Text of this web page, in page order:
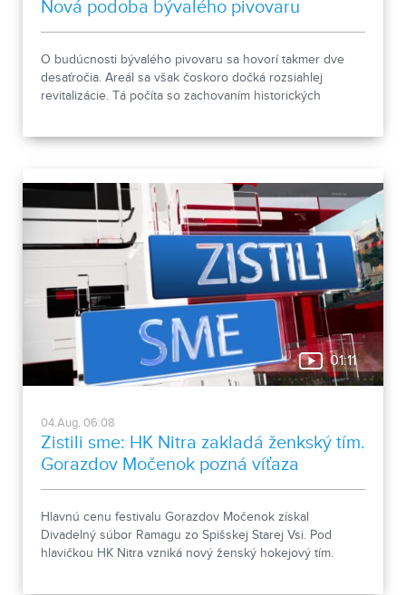
Nová podoba bývalého pivovaru
O budúcnosti bývalého pivovaru sa hovorí takmer dve
desaťročia. Areál sa však čoskoro dočká rozsiahlej
revitalizácie. Tá počíta so zachovaním historických
01:11
04.Aug, 06:08
Zistili sme: HK Nitra zakladá ženkský tím.
Gorazdov Močenok pozná víťaza
Hlavnú cenu festivalu Gorazdov Močenok získal
Divadelný súbor Ramagu zo Spišskej Starej Vsi. Pod
hlavičkou HK Nitra vzniká nový ženský hokejový tím.